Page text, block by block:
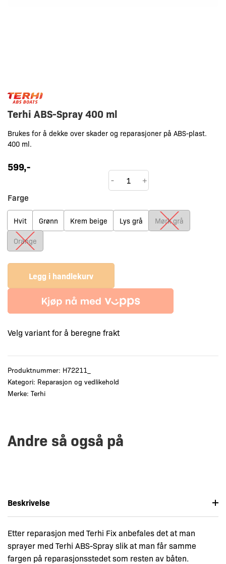
Terhi ABS-Spray 400 ml
Brukes for å dekke over skader og reparasjoner på ABS-plast.
400 ml.
599,-
ABS-
400
ml
- +
Farge
Hvit Grønn Krem beige Lys grå Mørk grå
Orange
Legg i handlekurv
Velg variant for å beregne frakt
Produktnummer: H72211_
Kategori: Reparasjon og vedlikehold
Merke: Terhi
Andre så også på
Beskrivelse
Etter reparasjon med Terhi Fix anbefales det at man
sprayer med Terhi ABS-Spray slik at man får samme
fargen på reparasjonsstedet som resten av båten.